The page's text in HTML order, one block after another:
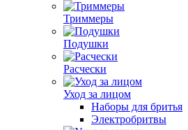
Триммеры
Подушки
Расчески
Уход за лицом
Наборы для бритья
Электробритвы